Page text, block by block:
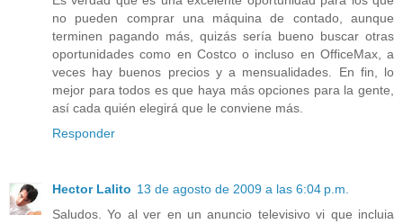
no pueden comprar una máquina de contado, aunque
terminen pagando más, quizás sería bueno buscar otras
oportunidades como en Costco o incluso en OfficeMax, a
veces hay buenos precios y a mensualidades. En fin, lo
mejor para todos es que haya más opciones para la gente,
así cada quién elegirá que le conviene más.
Responder
Hector Lalito 13 de agosto de 2009 a las 6:04 p.m.
Saludos. Yo al ver en un anuncio televisivo vi que incluia